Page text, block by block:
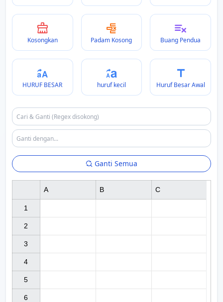
Kosongkan Padam Kosong Buang Pendua
HURUF BESAR huruf kecil Huruf Besar Awal
Ganti Semua
1
2
3
4
5
6
A B C